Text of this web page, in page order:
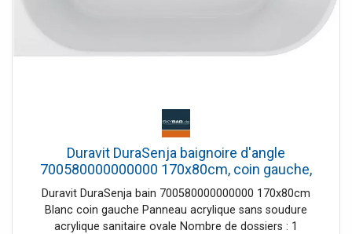
Duravit DuraSenja baignoire d'angle
700580000000000 170x80cm, coin gauche,
blanc
Duravit DuraSenja bain 700580000000000 170x80cm
Blanc coin gauche Panneau acrylique sans soudure
acrylique sanitaire ovale Nombre de dossiers : 1